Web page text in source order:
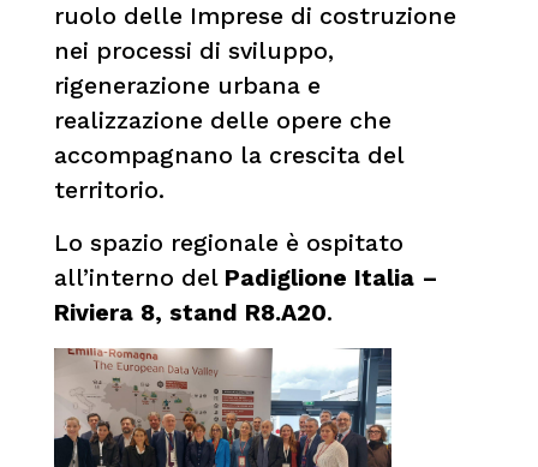
ruolo delle Imprese di costruzione
nei processi di sviluppo,
rigenerazione urbana e
realizzazione delle opere che
accompagnano la crescita del
territorio.
Lo spazio regionale è ospitato
all’interno del Padiglione Italia –
Riviera 8, stand R8.A20.